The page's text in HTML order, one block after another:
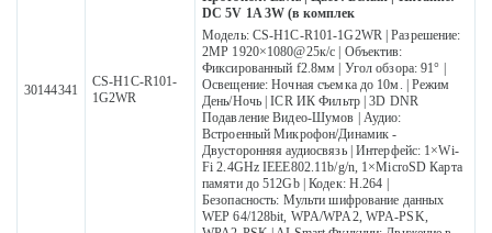
30144341
CS-H1C-R101-
1G2WR
DC 5V 1A 3W (в комплек
Модель: CS-H1C-R101-1G2WR | Разрешение:
2MP 1920×1080@25к/с | Объектив:
Фиксированный f2.8мм | Угол обзора: 91° |
Освещение: Ночная съемка до 10м. | Режим
День/Ночь | ICR ИК Фильтр | 3D DNR
Подавление Видео-Шумов | Аудио:
Встроенный Микрофон/Динамик -
Двусторонняя аудиосвязь | Интерфейс: 1×Wi-
Fi 2.4GHz IEEE802.11b/g/n, 1×MicroSD Карта
памяти до 512Gb | Кодек: H.264 |
Безопасность: Мульти шифрование данных
WEP 64/128bit, WPA/WPA2, WPA-PSK,